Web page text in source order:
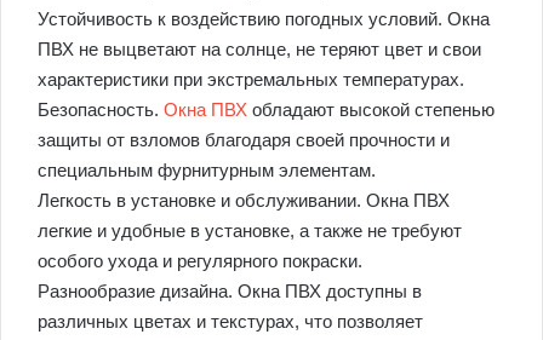
Устойчивость к воздействию погодных условий. Окна
ПВХ не выцветают на солнце, не теряют цвет и свои
характеристики при экстремальных температурах.
Безопасность. Окна ПВХ обладают высокой степенью
защиты от взломов благодаря своей прочности и
специальным фурнитурным элементам.
Легкость в установке и обслуживании. Окна ПВХ
легкие и удобные в установке, а также не требуют
особого ухода и регулярного покраски.
Разнообразие дизайна. Окна ПВХ доступны в
различных цветах и текстурах, что позволяет